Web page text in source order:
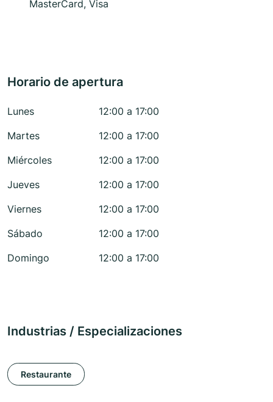
MasterCard, Visa
Horario de apertura
Lunes
12:00 a 17:00
Martes
12:00 a 17:00
Miércoles
12:00 a 17:00
Jueves
12:00 a 17:00
Viernes
12:00 a 17:00
Sábado
12:00 a 17:00
Domingo
12:00 a 17:00
Industrias / Especializaciones
Restaurante